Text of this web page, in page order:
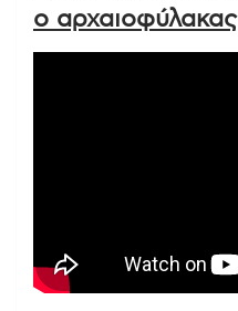
ο αρχαιοφύλακας